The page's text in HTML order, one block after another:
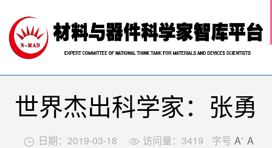

网站首页
关于我们
科技前沿
材料智库
学术活动
行业推荐
世界杰出科学家：张勇
 日期：2019-03-18  访问量： 3419 字号 A- A